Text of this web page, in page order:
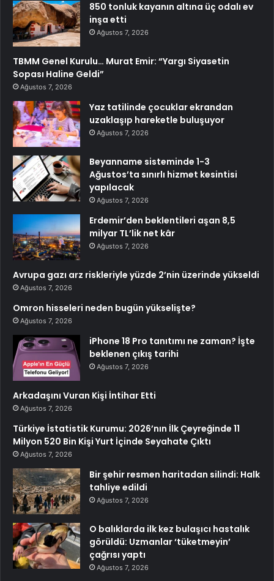
850 tonluk kayanın altına üç odalı ev
inşa etti
Ağustos 7, 2026
TBMM Genel Kurulu… Murat Emir: “Yargı Siyasetin
Sopası Haline Geldi”
Ağustos 7, 2026
Yaz tatilinde çocuklar ekrandan
uzaklaşıp hareketle buluşuyor
Ağustos 7, 2026
Beyanname sisteminde 1-3
Ağustos’ta sınırlı hizmet kesintisi
yapılacak
Ağustos 7, 2026
Erdemir’den beklentileri aşan 8,5
milyar TL’lik net kâr
Ağustos 7, 2026
Avrupa gazı arz riskleriyle yüzde 2’nin üzerinde yükseldi
Ağustos 7, 2026
Omron hisseleri neden bugün yükselişte?
Ağustos 7, 2026
iPhone 18 Pro tanıtımı ne zaman? İşte
beklenen çıkış tarihi
Ağustos 7, 2026
Arkadaşını Vuran Kişi İntihar Etti
Ağustos 7, 2026
Türkiye İstatistik Kurumu: 2026’nın İlk Çeyreğinde 11
Milyon 520 Bin Kişi Yurt İçinde Seyahate Çıktı
Ağustos 7, 2026
Bir şehir resmen haritadan silindi: Halk
tahliye edildi
Ağustos 7, 2026
O balıklarda ilk kez bulaşıcı hastalık
görüldü: Uzmanlar ‘tüketmeyin’
çağrısı yaptı
Ağustos 7, 2026